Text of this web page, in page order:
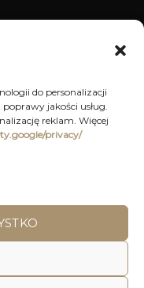
do personalizacji
jakości usług.
reklam. Więcej
privacy/
SKLEPU ON-LINE